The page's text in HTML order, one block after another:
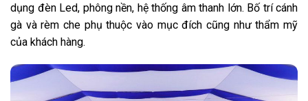
dụng đèn Led, phông nền, hệ thống âm thanh lớn. Bố trí cánh
gà và rèm che phụ thuộc vào mục đích cũng như thẩm mỹ
của khách hàng.